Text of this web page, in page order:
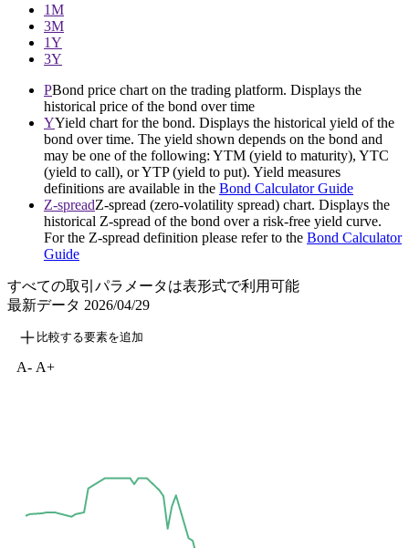
1M
3M
1Y
3Y
PBond price chart on the trading platform. Displays the
historical price of the bond over time
YYield chart for the bond. Displays the historical yield of the
bond over time. The yield shown depends on the bond and
may be one of the following: YTM (yield to maturity), YTC
(yield to call), or YTP (yield to put). Yield measures
definitions are available in the Bond Calculator Guide
Z-spreadZ-spread (zero-volatility spread) chart. Displays the
historical Z-spread of the bond over a risk-free yield curve.
For the Z-spread definition please refer to the Bond Calculator
Guide
すべての取引パラメータは表形式で利用可能
最新データ 2026/04/29
比較する要素を追加